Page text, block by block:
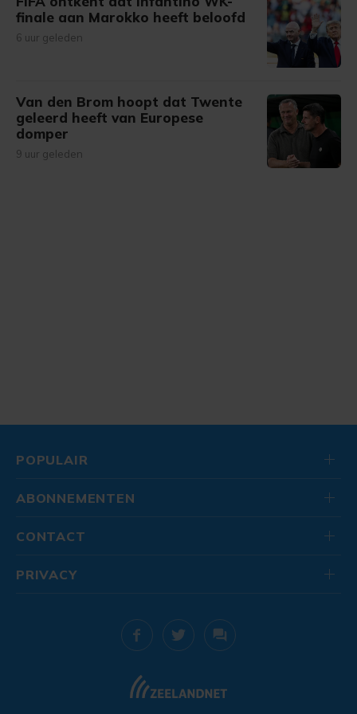
finale aan Marokko heeft beloofd
6 uur geleden
Van den Brom hoopt dat Twente
geleerd heeft van Europese
domper
9 uur geleden
POPULAIR
ABONNEMENTEN
CONTACT
PRIVACY